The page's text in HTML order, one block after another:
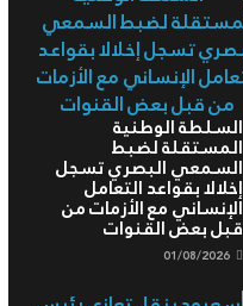
السلطة الوطنية
المستقلة لضبط
السمعي البصري تسجل
إخلالا بقواعد التعامل
الإنساني مع الأزمات من
قبل بعض القنوات
01/08/2026